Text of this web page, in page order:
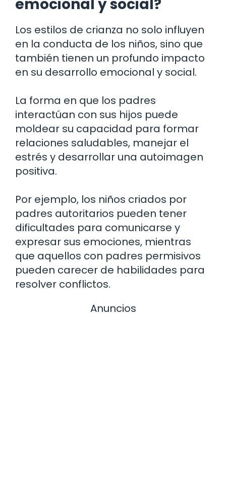
emocional y social?
Los estilos de crianza no solo influyen
en la conducta de los niños, sino que
también tienen un profundo impacto
en su desarrollo emocional y social.
La forma en que los padres
interactúan con sus hijos puede
moldear su capacidad para formar
relaciones saludables, manejar el
estrés y desarrollar una autoimagen
positiva.
Por ejemplo, los niños criados por
padres autoritarios pueden tener
dificultades para comunicarse y
expresar sus emociones, mientras
que aquellos con padres permisivos
pueden carecer de habilidades para
resolver conflictos.
Anuncios